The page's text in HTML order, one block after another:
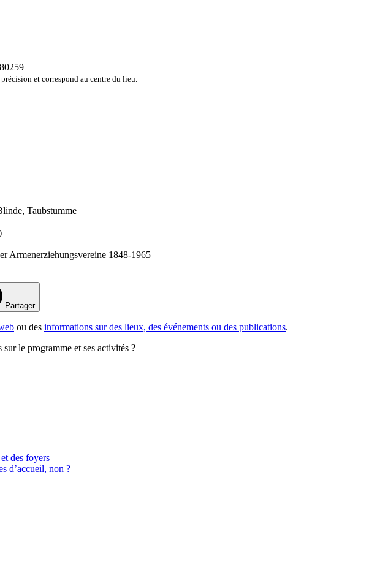
et correspond au centre du lieu.
Taubstumme
Armenerziehungsvereine 1848-1965
Partager
ou des informations sur des lieux, des événements ou des publications.
le programme et ses activités ?
des foyers
d’accueil, non ?